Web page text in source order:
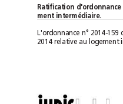
ment intermédiaire.